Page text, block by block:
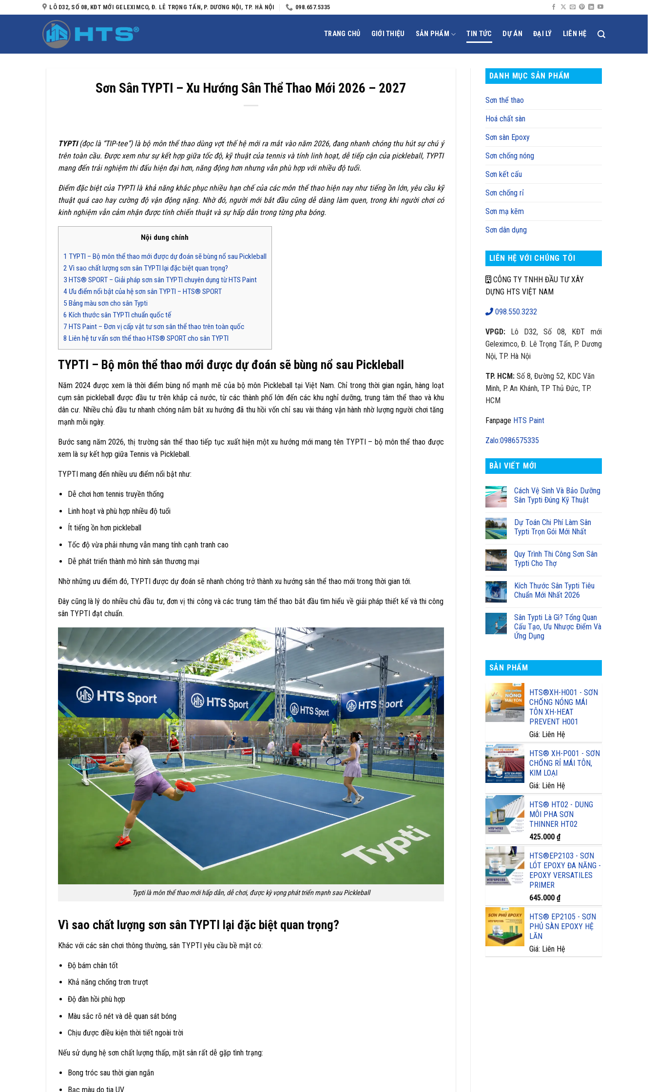
qua
LÔ D32, SỐ 08, KĐT MỚI GELEXIMCO, Đ. LÊ TRỌNG TẤN, P. DƯƠNG NỘI, TP. HÀ NỘI 098.657.5335
TRANG CHỦ GIỚI THIỆU SẢN PHẨM TIN TỨC DỰ ÁN ĐẠI LÝ LIÊN HỆ
Sơn Sân TYPTI – Xu Hướng Sân Thể Thao Mới 2026 – 2027
TYPTI(đọc là “TIP-tee”) là bộ môn thể thao dùng vợt thế hệ mới ra mắt vào năm 2026, đang nhanh chóng thu hút sự chú ý
trên toàn cầu. Được xem như sự kết hợp giữa tốc độ, kỹ thuật của tennis và tính linh hoạt, dễ tiếp cận của pickleball, TYPTI
mang đến trải nghiệm thi đấu hiện đại hơn, năng động hơn nhưng vẫn phù hợp với nhiều độ tuổi.
Điểm đặc biệt của TYPTI là khả năng khắc phục nhiều hạn chế của các môn thể thao hiện nay như tiếng ồn lớn, yêu cầu kỹ
thuật quá cao hay cường độ vận động nặng. Nhờ đó, người mới bắt đầu cũng dễ dàng làm quen, trong khi người chơi có
kinh nghiệm vẫn cảm nhận được tính chiến thuật và sự hấp dẫn trong từng pha bóng.
Nội dung chính
1 TYPTI – Bộ môn thể thao mới được dự đoán sẽ bùng nổ sau Pickleball
2 Vì sao chất lượng sơn sân TYPTI lại đặc biệt quan trọng?
3 HTS® SPORT – Giải pháp sơn sân TYPTI chuyên dụng từ HTS Paint
4Ưu điểm nổi bật của hệ sơn sân TYPTI – HTS® SPORT
5 Bảng màu sơn cho sân Typti
6 Kích thước sân TYPTI chuẩn quốc tế
7 HTS Paint – Đơn vị cấp vật tư sơn sân thể thao trên toàn quốc
8 Liên hệ tư vấn sơn thể thao HTS® SPORT cho sân TYPTI
TYPTI – Bộ môn thể thao mới được dự đoán sẽ bùng nổ sau Pickleball
Năm 2024 được xem là thời điểm bùng nổ mạnh mẽ của bộ môn Pickleball tại Việt Nam. Chỉ trong thời gian ngắn, hàng loạt
cụm sân pickleball được đầu tư trên khắp cả nước, từ các thành phố lớn đến các khu nghỉ dưỡng, trung tâm thể thao và khu
dân cư. Nhiều chủ đầu tư nhanh chóng nắm bắt xu hướng đã thu hồi vốn chỉ sau vài tháng vận hành nhờ lượng người chơi tăng
mạnh mỗi ngày.
Bước sang năm 2026, thị trường sân thể thao tiếp tục xuất hiện một xu hướng mới mang tên TYPTI – bộ môn thể thao được
xem là sự kết hợp giữa Tennis và Pickleball.
TYPTI mang đến nhiều ưu điểm nổi bật như:
Dễ chơi hơn tennis truyền thống
Linh hoạt và phù hợp nhiều độ tuổi
Ít tiếng ồn hơn pickleball
Tốc độ vừa phải nhưng vẫn mang tính cạnh tranh cao
Dễ phát triển thành mô hình sân thương mại
Nhờ những ưu điểm đó, TYPTI được dự đoán sẽ nhanh chóng trở thành xu hướng sân thể thao mới trong thời gian tới.
Đây cũng là lý do nhiều chủ đầu tư, đơn vị thi công và các trung tâm thể thao bắt đầu tìm hiểu về giải pháp thiết kế và thi công
sân TYPTI đạt chuẩn.
Typti là môn thể thao mới hấp dẫn, dễ chơi, được kỳ vọng phát triển mạnh sau Pickleball
Vì sao chất lượng sơn sân TYPTI lại đặc biệt quan trọng?
Khác với các sân chơi thông thường, sân TYPTI yêu cầu bề mặt có:
Độ bám chân tốt
Khả năng chống trơn trượt
Độ đàn hồi phù hợp
Màu sắc rõ nét và dễ quan sát bóng
Chịu được điều kiện thời tiết ngoài trời
Nếu sử dụng hệ sơn chất lượng thấp, mặt sân rất dễ gặp tình trạng:
Bong tróc sau thời gian ngắn
Bạc màu do tia UV
DANH MỤC SẢN PHẨM
Sơn thể thao
Hoá chất sàn
Sơn sàn Epoxy
Sơn chống nóng
Sơn kết cấu
Sơn chống rỉ
Sơn mạ kẽm
Sơn dân dụng
LIÊN HỆ VỚI CHÚNG TÔI
CÔNG TY TNHH ĐẦU TƯ XÂY
DỰNG HTS VIỆT NAM
098.550.3232
VPGD: Lô D32, Số 08, KĐT mới
Geleximco, Đ. Lê Trọng Tấn, P. Dương
Nội, TP. Hà Nội
TP. HCM:Số 8, Đường 52, KDC Văn
Minh, P. An Khánh, TP Thủ Đức, TP.
HCM
Fanpage HTS Paint
Zalo:0986575335
BÀI VIẾT MỚI
Cách Vệ Sinh Và Bảo Dưỡng
Sân Typti Đúng Kỹ Thuật
Dự Toán Chi Phí Làm Sân
Typti Trọn Gói Mới Nhất
Quy Trình Thi Công Sơn Sân
Typti Cho Thợ
Kích Thước Sân Typti Tiêu
Chuẩn Mới Nhất 2026
Sân Typti Là Gì? Tổng Quan
Cấu Tạo, Ưu Nhược Điểm Và
Ứng Dụng
SẢN PHẨM
HTS®XH-H001 - SƠN
CHỐNG NÓNG MÁI
TÔN XH-HEAT
PREVENT H001
Giá: Liên Hệ
HTS® XH-P001 - SƠN
CHỐNG RỈ MÁI TÔN,
KIM LOẠI
Giá: Liên Hệ
HTS® HT02 - DUNG
MÔI PHA SƠN
THINNER HT02
425.000 ₫
HTS®EP2103 - SƠN
LÓT EPOXY ĐA NĂNG -
EPOXY VERSATILES
PRIMER
645.000 ₫
HTS® EP2105 - SƠN
PHỦ SÀN EPOXY HỆ
LĂN
Giá: Liên Hệ
– Chúng tôi sẽ liên hệ lại để tư vấn